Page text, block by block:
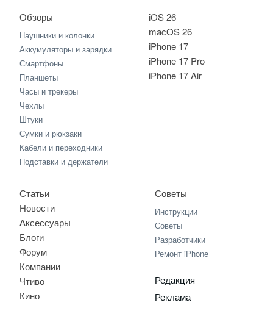
iOS 26
macOS 26
iPhone 17
iPhone 17 Pro
iPhone 17 Air
Обзоры
Наушники и колонки
Аккумуляторы и зарядки
Смартфоны
Планшеты
Часы и трекеры
Чехлы
Штуки
Сумки и рюкзаки
Кабели и переходники
Подставки и держатели
Статьи
Новости
Аксессуары
Блоги
Форум
Компании
Чтиво
Кино
Советы
Инструкции
Советы
Разработчики
Ремонт iPhone
Редакция
Реклама